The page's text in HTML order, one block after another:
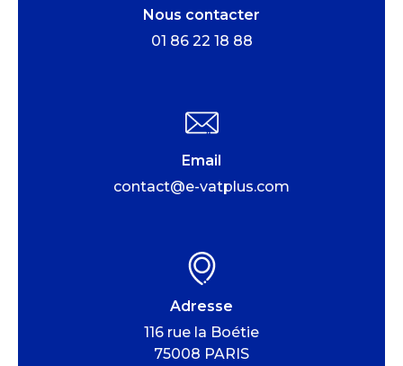
Nous contacter
01 86 22 18 88
Email
contact@e-vatplus.com
Adresse
116 rue la Boétie
75008 PARIS